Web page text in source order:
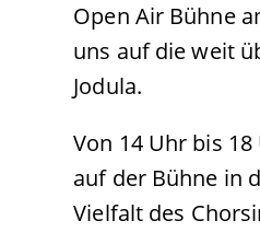
Open Air Bühne
uns auf die weit
Jodula.
Von 14 Uhr bis
auf der Bühne in
Vielfalt des